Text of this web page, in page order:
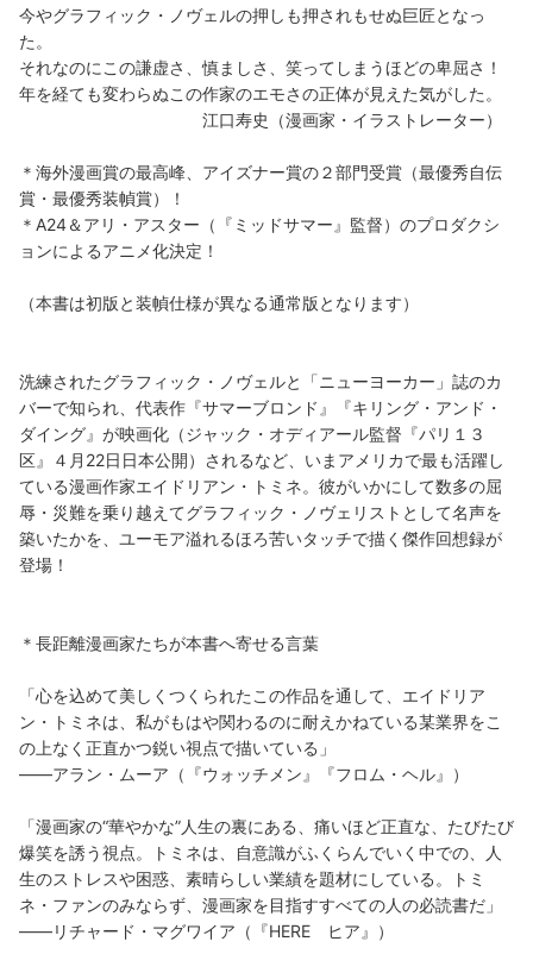
今やグラフィック・ノヴェルの押しも押されもせぬ巨匠となっ
た。
それなのにこの謙虚さ、慎ましさ、笑ってしまうほどの卑屈さ！
年を経ても変わらぬこの作家のエモさの正体が見えた気がした。
江口寿史（漫画家・イラストレーター）
＊海外漫画賞の最高峰、アイズナー賞の２部門受賞（最優秀自伝
賞・最優秀装幀賞）！
＊A24＆アリ・アスター（『ミッドサマー』監督）のプロダクシ
ョンによるアニメ化決定！
（本書は初版と装幀仕様が異なる通常版となります）
洗練されたグラフィック・ノヴェルと「ニューヨーカー」誌のカ
バーで知られ、代表作『サマーブロンド』『キリング・アンド・
ダイング』が映画化（ジャック・オディアール監督『パリ１３
区』４月22日日本公開）されるなど、いまアメリカで最も活躍し
ている漫画作家エイドリアン・トミネ。彼がいかにして数多の屈
辱・災難を乗り越えてグラフィック・ノヴェリストとして名声を
築いたかを、ユーモア溢れるほろ苦いタッチで描く傑作回想録が
登場！
＊長距離漫画家たちが本書へ寄せる言葉
「心を込めて美しくつくられたこの作品を通して、エイドリア
ン・トミネは、私がもはや関わるのに耐えかねている某業界をこ
の上なく正直かつ鋭い視点で描いている」
――アラン・ムーア（『ウォッチメン』『フロム・ヘル』）
「漫画家の“華やかな”人生の裏にある、痛いほど正直な、たびたび
爆笑を誘う視点。トミネは、自意識がふくらんでいく中での、人
生のストレスや困惑、素晴らしい業績を題材にしている。トミ
ネ・ファンのみならず、漫画家を目指すすべての人の必読書だ」
――リチャード・マグワイア（『HERE ヒア』）